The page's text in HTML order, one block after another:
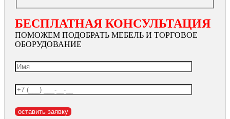
БЕСПЛАТНАЯ КОНСУЛЬТАЦИЯ
ПОМОЖЕМ ПОДОБРАТЬ МЕБЕЛЬ И ТОРГОВОЕ
ОБОРУДОВАНИЕ